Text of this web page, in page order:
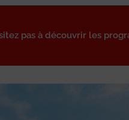
pas à découvrir les